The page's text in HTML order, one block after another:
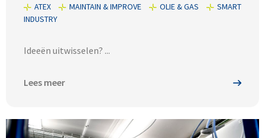
ATEX MAINTAIN & IMPROVE OLIE & GAS
SMART
INDUSTRY
Ideeën uitwisselen? ...
Lees meer